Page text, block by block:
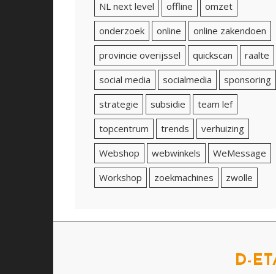
NL next level offline
omzet
onderzoek
online
online zakendoen
provincie overijssel
quickscan
raalte
social media
socialmedia
sponsoring
strategie
subsidie
team lef
topcentrum
trends
verhuizing
Webshop
webwinkels
WeMessage
Workshop
zoekmachines zwolle
D-